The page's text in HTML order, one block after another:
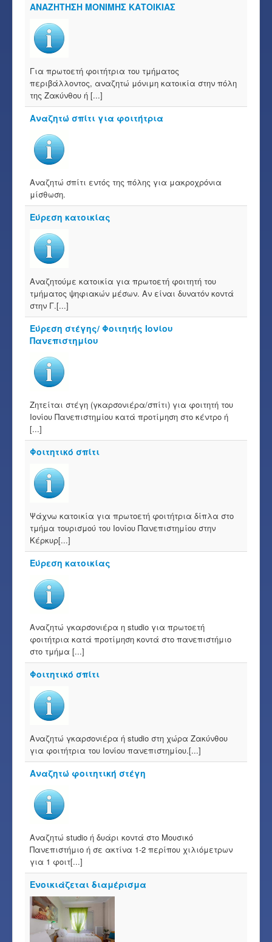
ΑΝΑΖΗΤΗΣΗ ΜΟΝΙΜΗΣ ΚΑΤΟΙΚΙΑΣ
Για πρωτοετή φοιτήτρια του τμήματος
περιβάλλοντος, αναζητώ μόνιμη κατοικία στην πόλη
της Ζακύνθου ή [...]
Αναζητώ σπίτι για φοιτήτρια
Αναζητώ σπίτι εντός της πόλης για μακροχρόνια
μίσθωση.
Εύρεση κατοικίας
Αναζητούμε κατοικία για πρωτοετή φοιτητή του
τμήματος ψηφιακών μέσων. Αν είναι δυνατόν κοντά
στην Γ.[...]
Εύρεση στέγης/ Φοιτητής Ιονίου
Πανεπιστημίου
Ζητείται στέγη (γκαρσονιέρα/σπίτι) για φοιτητή του
Ιονίου Πανεπιστημίου κατά προτίμηση στο κέντρο ή
[...]
Φοιτητικό σπίτι
Ψάχνω κατοικία για πρωτοετή φοιτήτρια δίπλα στο
τμήμα τουρισμού του Ιονίου Πανεπιστημίου στην
Κέρκυρ[...]
Εύρεση κατοικίας
Αναζητώ γκαρσονιέρα η studio για πρωτοετή
φοιτήτρια κατά προτίμηση κοντά στο πανεπιστήμιο
στο τμήμα [...]
Φοιτητικό σπίτι
Αναζητώ γκαρσονιέρα ή studio στη χώρα Ζακύνθου
για φοιτήτρια του Ιονίου πανεπιστημίου.[...]
Αναζητώ φοιτητική στέγη
Αναζητώ studio ή δυάρι κοντά στο Μουσικό
Πανεπιστήμιο ή σε ακτίνα 1-2 περίπου χιλιόμετρων
για 1 φοιτ[...]
Ενοικιάζεται διαμέρισμα